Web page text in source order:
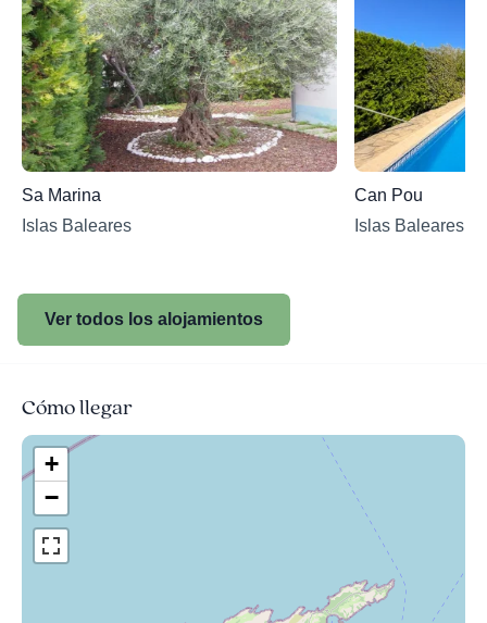
Sa Marina
Islas Baleares
Can Pou
Islas Baleares
Ver todos los alojamientos
Cómo llegar
+
−